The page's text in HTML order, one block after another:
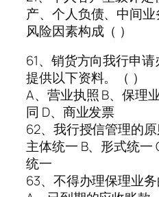
产、个人负债、中间
风险因素构成（ ）
61、销货方向我行申
提供以下资料。（ ）
A、营业执照 B、保理
同 D、商业发票
62、我行授信管理的
主体统一 B、形式统一
统一
63、不得办理保理业务